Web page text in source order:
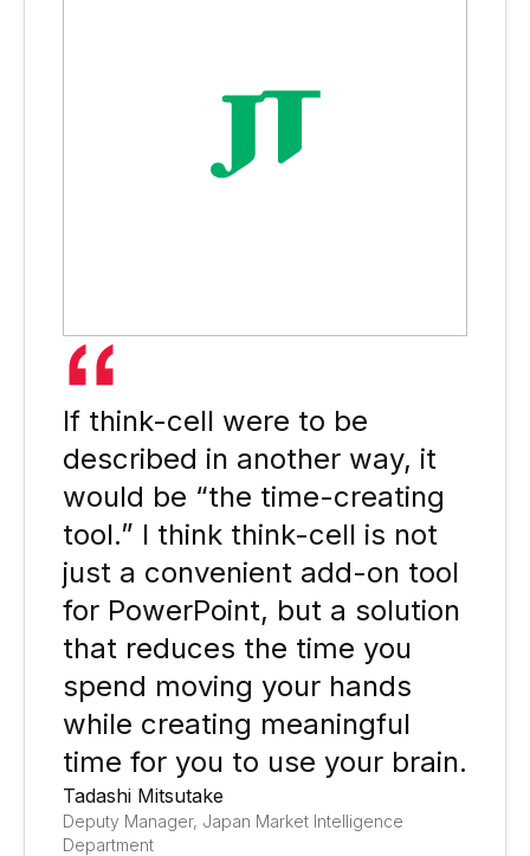
If think-cell were to be
described in another way, it
would be “the time-creating
tool.” I think think-cell is not
just a convenient add-on tool
for PowerPoint, but a solution
that reduces the time you
spend moving your hands
while creating meaningful
time for you to use your brain.
Tadashi Mitsutake
Deputy Manager, Japan Market Intelligence
Department